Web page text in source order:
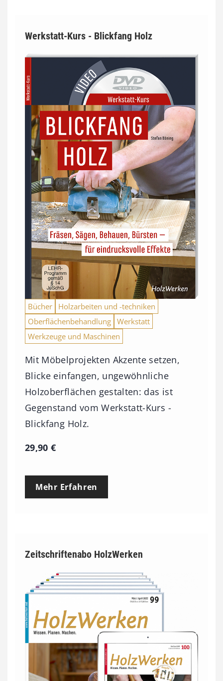
Werkstatt-Kurs - Blickfang Holz
Bücher
Holzarbeiten und -techniken
Oberflächenbehandlung Werkstatt
Werkzeuge und Maschinen
Mit Möbelprojekten Akzente setzen,
Blicke einfangen, ungewöhnliche
Holzoberflächen gestalten: das ist
Gegenstand vom Werkstatt-Kurs -
Blickfang Holz.
29,90€
Mehr Erfahren
Zeitschriftenabo HolzWerken